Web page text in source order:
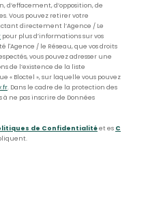
d’effacement, d’opposition, de
Vous pouvez retirer votre
directement l’Agence / Le
pour plus d’informations sur vos
l'Agence / le Réseau, que vos droits
vous pouvez adresser une
de l’existence de la liste
« Bloctel », sur laquelle vous pouvez
. Dans le cadre de la protection des
à ne pas inscrire de Données
de Confidentialitéet es C